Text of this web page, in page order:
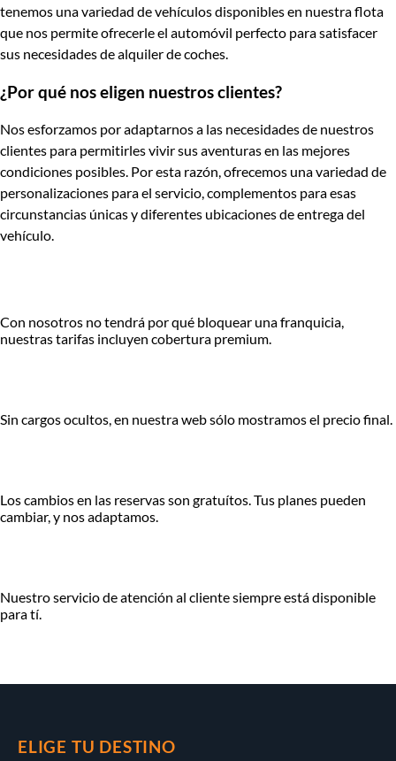
tenemos una variedad de vehículos disponibles en nuestra flota
que nos permite ofrecerle el automóvil perfecto para satisfacer
sus necesidades de alquiler de coches.
¿Por qué nos eligen nuestros clientes?
Nos esforzamos por adaptarnos a las necesidades de nuestros
clientes para permitirles vivir sus aventuras en las mejores
condiciones posibles. Por esta razón, ofrecemos una variedad de
personalizaciones para el servicio, complementos para esas
circunstancias únicas y diferentes ubicaciones de entrega del
vehículo.
Con nosotros no tendrá por qué bloquear una franquicia,
nuestras tarifas incluyen cobertura premium.
Sin cargos ocultos, en nuestra web sólo mostramos el precio final.
Los cambios en las reservas son gratuítos. Tus planes pueden
cambiar, y nos adaptamos.
Nuestro servicio de atención al cliente siempre está disponible
para tí.
ELIGE TU DESTINO